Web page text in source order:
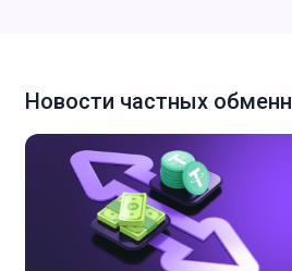
Новости частных